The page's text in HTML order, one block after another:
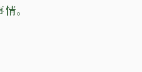
。